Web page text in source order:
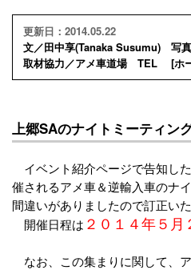
更新日：2014.05.22
文／田中享(Tanaka Susumu) 写
取材協力／アメ車道場 TEL [ホ
上郷SAのナイトミーティン
イベント紹介ページで告知し
催されるアメ車＆逆輸入車のナ
間違いがありましたので訂正いた
開催日程は ２０１４年５月
なお、この集まりに関して、